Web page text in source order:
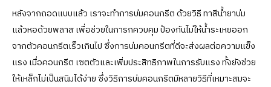
หลังจากถอดแบบแล้ว เราจะทำการบ่มคอนกรีต ด้วยวิธี ทาสีน้ำยาบ่ม
แล้วหอด้วยพลาส เพื่อช่วยในการกควบคุม ป้องกันไม่ให้น้ำระเหยออก
จากตัวคอนกรีตเร็วเกินไป ซึ่งการบ่มคอนกรีตที่ดีจะส่งผลต่อความแข็ง
แรง เมื่อคอนกรีต เซตตัวและเพิ่มประสิทธิภาพในการรับแรง ทั้งยังช่วย
ให้เหล็กไม่เป็นสนิมได้ง่าย ซึ่งวิธีการบ่มคอนกรีตมีหลายวิธีที่เหมาะสมจะ